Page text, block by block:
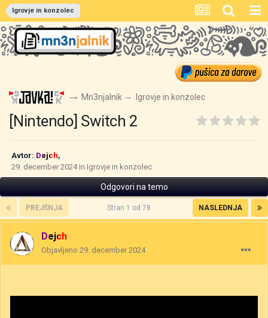
Igrovje in konzolec
Mn3njalnik Igrovje in konzolec
[Nintendo] Switch 2
Avtor: Dejch,
29. december 2024in Igrovje in konzolec
Odgovori na temo
PREJŠNJA NASLEDNJA
Stran 1 od 78
Dejch
Objavljeno 29. december 2024